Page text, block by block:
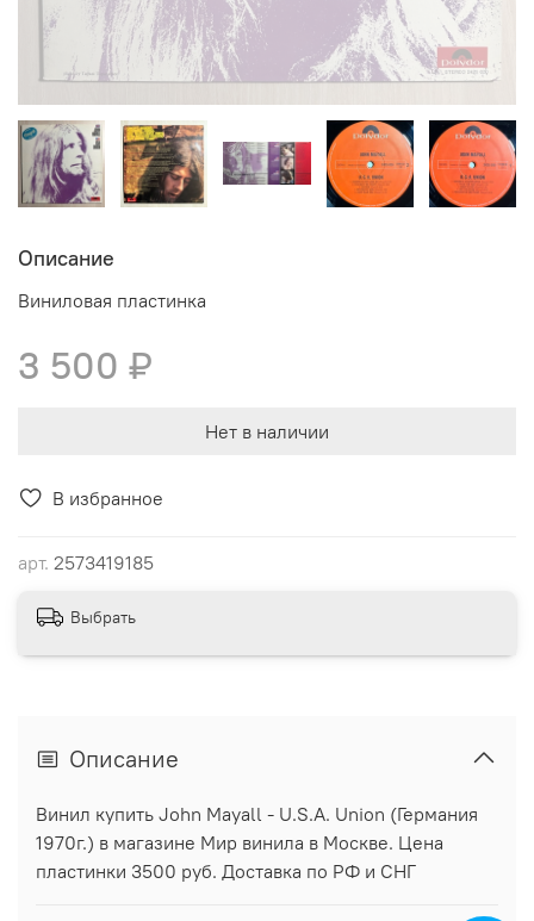
В избранное
арт. 2573419185
Описание
Виниловая пластинка
3 500 ₽
Нет в наличии
Выбрать
Описание
Винил купить John Mayall - U.S.A. Union (Германия
1970г.) в магазине Мир винила в Москве. Цена
пластинки 3500 руб. Доставка по РФ и СНГ